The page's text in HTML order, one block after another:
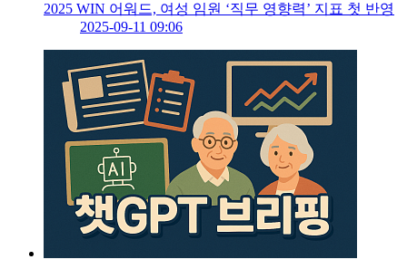
2025 WIN 어워드, 여성 임원 ‘직무 영향력’ 지표 첫 반영
2025-09-11 09:06